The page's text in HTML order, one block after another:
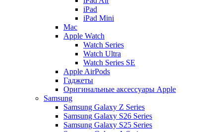
iPad
iPad Mini
Mac
Apple Watch
Watch Series
Watch Ultra
Watch Series SE
Apple AirPods
Гаджеты
Оригинальные аксессуары Apple
Samsung
Samsung Galaxy Z Series
Samsung Galaxy S26 Series
Samsung Galaxy S25 Series